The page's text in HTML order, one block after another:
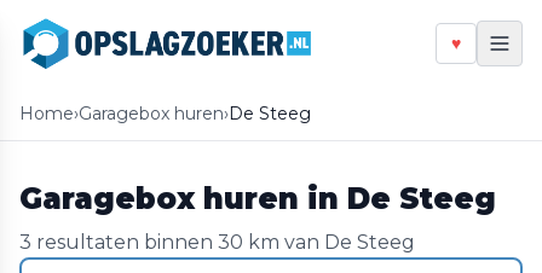
♥
Home›Garagebox huren›De Steeg
Garagebox huren in De Steeg
3 resultaten binnen 30 km van De Steeg